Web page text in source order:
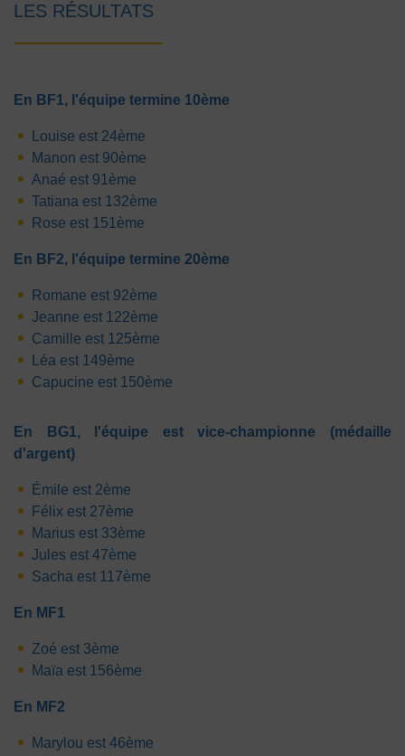
LES RÉSULTATS
En BF1, l'équipe termine 10ème
Louise est 24ème
Manon est 90ème
Anaé est 91ème
Tatiana est 132ème
Rose est 151ème
En BF2, l'équipe termine 20ème
Romane est 92ème
Jeanne est 122ème
Camille est 125ème
Léa est 149ème
Capucine est 150ème
En BG1, l'équipe est vice-championne (médaille
d'argent)
Émile est 2ème
Félix est 27ème
Marius est 33ème
Jules est 47ème
Sacha est 117ème
En MF1
Zoé est 3ème
Maïa est 156ème
En MF2
Marylou est 46ème